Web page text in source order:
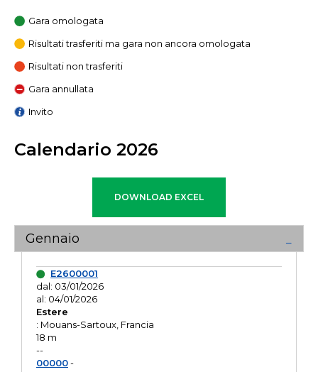
Gara omologata
Risultati trasferiti ma gara non ancora omologata
Risultati non trasferiti
Gara annullata
Invito
Calendario 2026
Gennaio
E2600001
dal: 03/01/2026
al: 04/01/2026
Estere
: Mouans-Sartoux, Francia
18 m
--
00000-